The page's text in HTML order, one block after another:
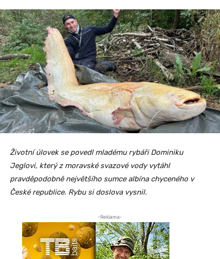
Životní úlovek se povedl mladému rybáři Dominiku
Jeglovi, který z moravské svazové vody vytáhl
pravděpodobně největšího sumce albína chyceného v
České republice. Rybu si doslova vysnil.
-Reklama-